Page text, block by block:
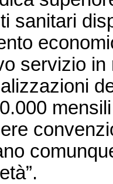
sanitari
servizio